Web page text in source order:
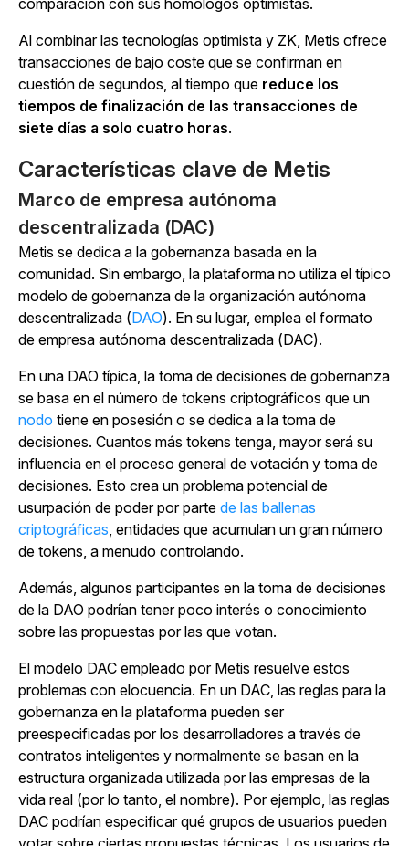
comparación con sus homólogos optimistas.
Al combinar las tecnologías optimista y ZK, Metis ofrece
transacciones de bajo coste que se confirman en
cuestión de segundos, al tiempo que reduce los
tiempos de finalización de las transacciones de
siete días a solo cuatro horas.
Características clave de Metis
Marco de empresa autónoma
descentralizada (DAC)
Metis se dedica a la gobernanza basada en la
comunidad. Sin embargo, la plataforma no utiliza el típico
modelo de gobernanza de la organización autónoma
descentralizada (DAO). En su lugar, emplea el formato
de empresa autónoma descentralizada (DAC).
En una DAO típica, la toma de decisiones de gobernanza
se basa en el número de tokens criptográficos que un
nodo tiene en posesión o se dedica a la toma de
decisiones. Cuantos más tokens tenga, mayor será su
influencia en el proceso general de votación y toma de
decisiones. Esto crea un problema potencial de
usurpación de poder por parte de las ballenas
criptográficas, entidades que acumulan un gran número
de tokens, a menudo controlando.
Además, algunos participantes en la toma de decisiones
de la DAO podrían tener poco interés o conocimiento
sobre las propuestas por las que votan.
El modelo DAC empleado por Metis resuelve estos
problemas con elocuencia. En un DAC, las reglas para la
gobernanza en la plataforma pueden ser
preespecificadas por los desarrolladores a través de
contratos inteligentes y normalmente se basan en la
estructura organizada utilizada por las empresas de la
vida real (por lo tanto, el nombre). Por ejemplo, las reglas
DAC podrían especificar qué grupos de usuarios pueden